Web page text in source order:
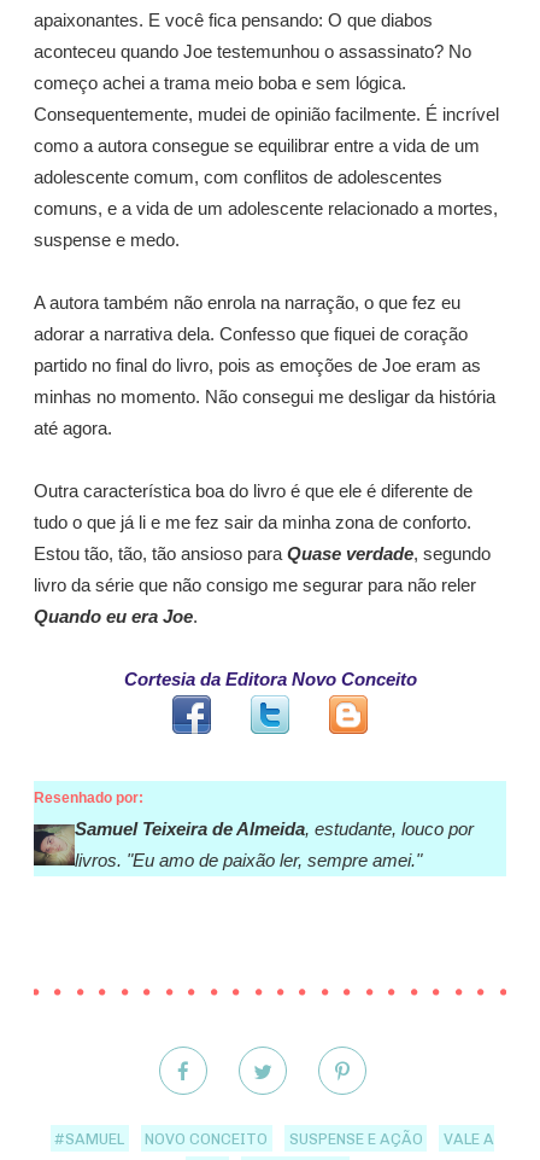
apaixonantes. E você fica pensando: O que diabos
aconteceu quando Joe testemunhou o assassinato? No
começo achei a trama meio boba e sem lógica.
Consequentemente, mudei de opinião facilmente. É incrível
como a autora consegue se equilibrar entre a vida de um
adolescente comum, com conflitos de adolescentes
comuns, e a vida de um adolescente relacionado a mortes,
suspense e medo.
A autora também não enrola na narração, o que fez eu
adorar a narrativa dela. Confesso que fiquei de coração
partido no final do livro, pois as emoções de Joe eram as
minhas no momento. Não consegui me desligar da história
até agora.
Outra característica boa do livro é que ele é diferente de
tudo o que já li e me fez sair da minha zona de conforto.
Estou tão, tão, tão ansioso para Quase verdade, segundo
livro da série que não consigo me segurar para não reler
Quando eu era Joe.
Cortesia da Editora Novo Conceito
Resenhado por:
Samuel Teixeira de Almeida, estudante, louco por
livros. "Eu amo de paixão ler, sempre amei."
#SAMUEL NOVO CONCEITO SUSPENSE E AÇÃO VALE A